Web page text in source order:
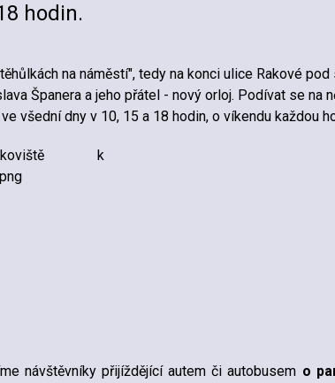
hodin.
na náměstí", tedy na konci ulice Rakové
Španera a jeho přátel - nový orloj. Podívat se na
všední dny v 10, 15 a 18 hodin, o víkendu každou
návštěvníky přijíždějící autem či autobusem o